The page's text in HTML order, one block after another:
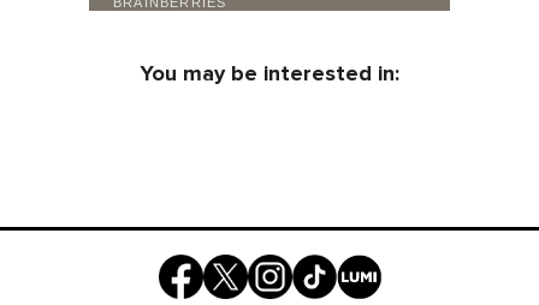
You may be interested in: